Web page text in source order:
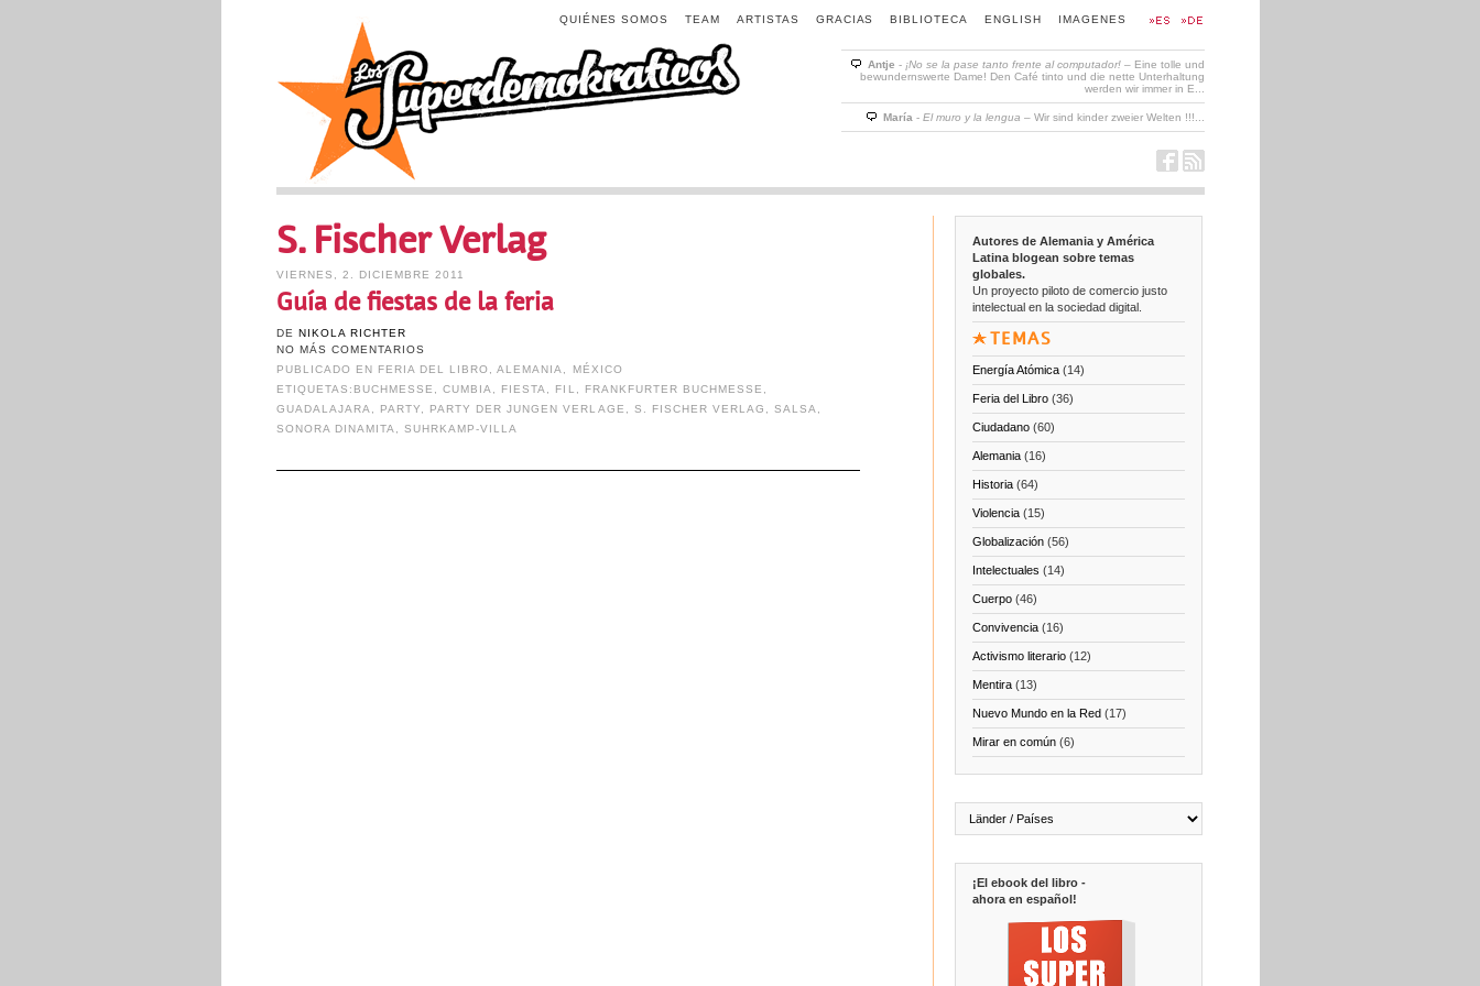
IMAGENES
ENGLISH
BIBLIOTECA
GRACIAS
ARTISTAS
TEAM
QUIÉNES SOMOS
Antje - ¡No se la pase tanto frente al computador!– Eine tolle und
bewundernswerte Dame! Den Café tinto und die nette Unterhaltung
werden wir immer in E...
María - El muro y la lengua – Wir sind kinder zweier Welten !!!...
S. Fischer Verlag
VIERNES, 2. DICIEMBRE 2011
Guía de fiestas de la feria
DE NIKOLA RICHTER
NO MÁS COMENTARIOS
PUBLICADO EN FERIA DEL LIBRO ,ALEMANIA
MÉXICO
ETIQUETAS: BUCHMESSE ,CUMBIA FIESTA FIL FRANKFURTER BUCHMESSE
GUADALAJARA
PARTY PARTY DER JUNGEN VERLAGE S. FISCHER VERLAG ,SALSA
SONORA DINAMITA
SUHRKAMP-VILLA
Autores de Alemania y América
Latina blogean sobre temas
globales.
Un proyecto piloto de comercio justo
intelectual en la sociedad digital.
TEMAS
Energía Atómica(14)
Feria del Libro(36)
Ciudadano(60)
Alemania(16)
Historia(64)
Violencia(15)
Globalización(56)
Intelectuales (14)
Cuerpo(46)
Convivencia(16)
Activismo literario(12)
Mentira(13)
Nuevo Mundo en la Red(17)
Mirar en común(6)
¡El ebook del libro -
ahora en español!